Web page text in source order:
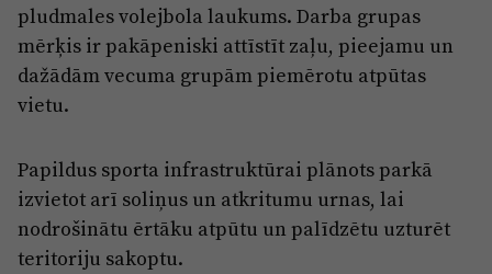
pludmales volejbola laukums. Darba grupas
mērķis ir pakāpeniski attīstīt zaļu, pieejamu un
dažādām vecuma grupām piemērotu atpūtas
vietu.
Papildus sporta infrastruktūrai plānots parkā
izvietot arī soliņus un atkritumu urnas, lai
nodrošinātu ērtāku atpūtu un palīdzētu uzturēt
teritoriju sakoptu.